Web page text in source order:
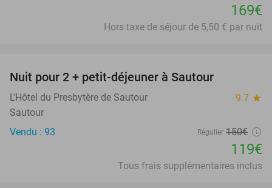
169€
Hors taxe de séjour de 5,50 € par nuit
Nuit pour 2 + petit-déjeuner à Sautour
L'Hôtel du Presbytère de Sautour 9.7 star
Sautour
Vendu : 93
Régulier 150€
119€
Tous frais supplémentaires inclus